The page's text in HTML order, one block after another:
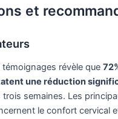
et
témoignages révèle que
une réduction
trois semaines. Les
le confort cervical